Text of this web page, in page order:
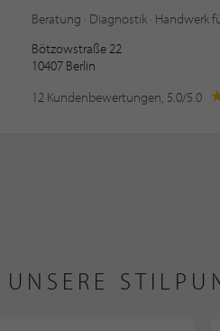
Beratung · Diagnostik · Handwerk
Bötzowstraße 22
10407 Berlin
12 Kundenbewertungen, 5.0/5.0
UNSERE